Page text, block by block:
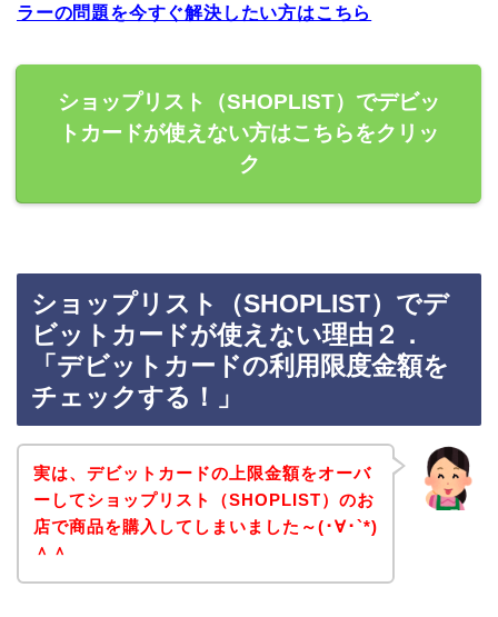
ラーの問題を今すぐ解決したい方はこちら
ショップリスト（SHOPLIST）でデビッ
トカードが使えない方はこちらをクリッ
ク
ショップリスト（SHOPLIST）でデ
ビットカードが使えない理由２．
「デビットカードの利用限度金額を
チェックする！」
実は、デビットカードの上限金額をオーバ
ーしてショップリスト（SHOPLIST）のお
店で商品を購入してしまいました～(･∀･`*)
＾＾